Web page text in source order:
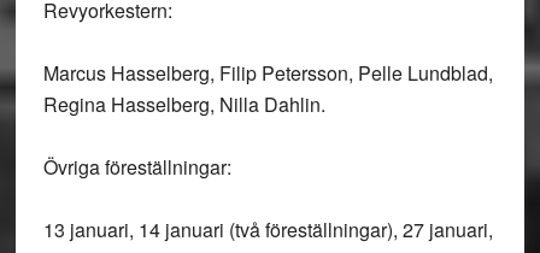
Revyorkestern:
Marcus Hasselberg, Filip Petersson, Pelle Lundblad,
Regina Hasselberg, Nilla Dahlin.
Övriga föreställningar:
13 januari, 14 januari (två föreställningar), 27 januari,